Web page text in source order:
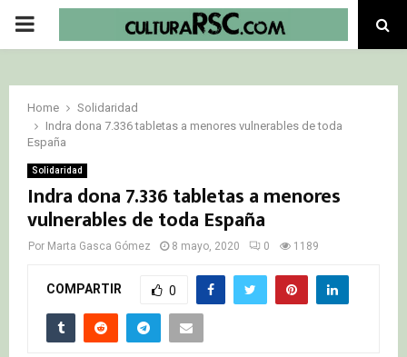
PRIMARY
Home
Solidaridad
Indra dona 7.336 tabletas a menores vulnerables de toda
España
Solidaridad
Indra dona 7.336 tabletas a menores
vulnerables de toda España
Por Marta Gasca Gómez 8 mayo, 2020 0 1189
COMPARTIR 0